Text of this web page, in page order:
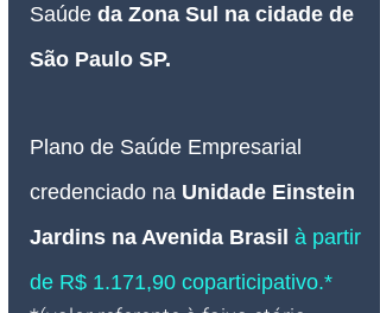
Saúde da Zona Sul na cidade de
São Paulo SP.
Plano de Saúde Empresarial
credenciado na Unidade Einstein
Jardins na Avenida Brasil à partir
de R$ 1.171,90 coparticipativo.*